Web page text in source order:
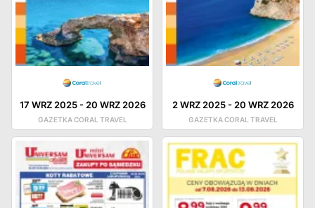
17 WRZ 2025- 20 WRZ 2026
GAZETKA CORAL TRAVEL
2 WRZ 2025- 20 WRZ 2026
GAZETKA CORAL TRAVEL